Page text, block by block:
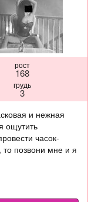
рост
168
грудь
3
и нежная
ощутить
часок-
позвони мне и я